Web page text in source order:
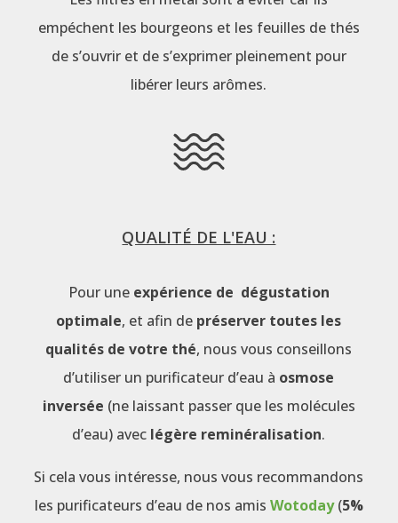
empéchent les bourgeons et les feuilles de thés
de s’ouvrir et de s’exprimer pleinement pour
libérer leurs arômes.
QUALITÉ DE L'EAU :
Pour une expérience de dégustation
optimale, et afin de préserver toutes les
qualités de votre thé, nous vous conseillons
d’utiliser un purificateur d’eau à osmose
inversée (ne laissant passer que les molécules
d’eau) avec légère reminéralisation.
Si cela vous intéresse, nous vous recommandons
les purificateurs d’eau de nos amis Wotoday(5%